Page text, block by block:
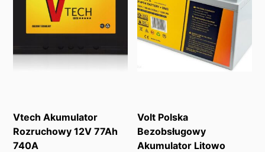
Vtech Akumulator
Rozruchowy 12V 77Ah
740A
Volt Polska
Bezobsługowy
Akumulator Litowo